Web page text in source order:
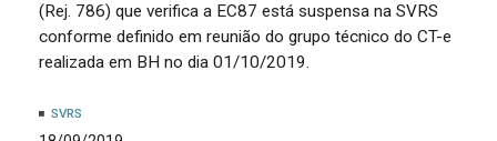
(Rej. 786) que verifica a EC87 está suspensa na SVRS
conforme definido em reunião do grupo técnico do CT-e
realizada em BH no dia 01/10/2019.
SVRS